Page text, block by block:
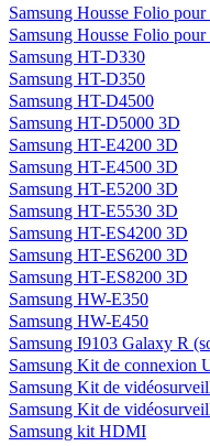
Samsung Housse Folio
Samsung Housse Folio
Samsung HT-D330
Samsung HT-D350
Samsung HT-D4500
Samsung HT-D5000 3D
Samsung HT-E4200 3D
Samsung HT-E4500 3D
Samsung HT-E5200 3D
Samsung HT-E5530 3D
Samsung HT-ES4200 3D
Samsung HT-ES6200 3D
Samsung HT-ES8200 3D
Samsung HW-E350
Samsung HW-E450
Samsung I9103 Galaxy R
Samsung Kit de connexion
Samsung Kit de
Samsung Kit de
Samsung kit HDMI